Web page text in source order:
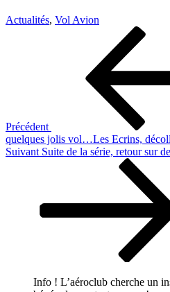
Actualités, Vol Avion
Précédent
quelques jolis vol…Les Ecrins,
Article
Suivant Suite de la série, retour sur
Info ! L’aéroclub cherche un